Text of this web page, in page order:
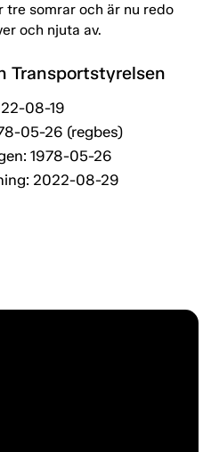
tre somrar och är nu redo
och njuta av.
Transportstyrelsen
08-19
05-26 (regbes)
1978-05-26
2022-08-29